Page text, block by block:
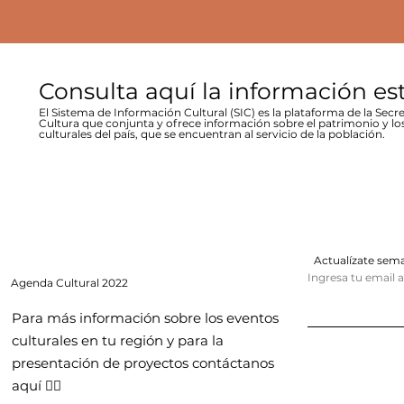
Consulta aquí la información
El Sistema de Información Cultural (SIC) es la plataforma de la
Cultura que conjunta y ofrece información sobre el patrimonio y
culturales del país, que se encuentran al servicio de la población.
Agenda Cultural 2022
Para más información sobre los eventos
culturales en tu región y para la
presentación de proyectos contáctanos
aquí 👇🏻
Actualízate
Ingresa tu email